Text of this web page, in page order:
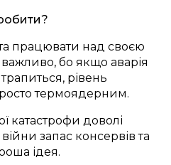
та працювати над своєю
бо якщо аварія
рівень
термоядерним.
катастрофи доволі
запас консервів та
ідея.